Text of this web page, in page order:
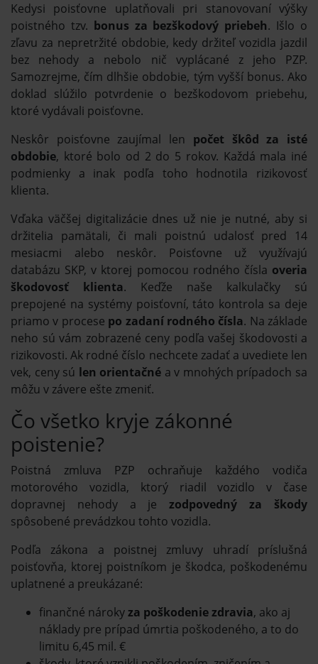
Kedysi poisťovne uplatňovali pri stanovovaní výšky
poistného tzv. bonus za bezškodový priebeh. Išlo o
zľavu za nepretržité obdobie, kedy držiteľ vozidla jazdil
bez nehody a nebolo nič vyplácané z jeho PZP.
Samozrejme, čím dlhšie obdobie, tým vyšší bonus. Ako
doklad slúžilo potvrdenie o bezškodovom priebehu,
ktoré vydávali poisťovne.
Neskôr poisťovne zaujímal len počet škôd za isté
obdobie, ktoré bolo od 2 do 5 rokov. Každá mala iné
podmienky a inak podľa toho hodnotila rizikovosť
klienta.
Vďaka väčšej digitalizácie dnes už nie je nutné, aby si
držitelia pamätali, či mali poistnú udalosť pred 14
mesiacmi alebo neskôr. Poisťovne už využívajú
databázu SKP, v ktorej pomocou rodného čísla overia
škodovosť klienta. Keďže naše kalkulačky sú
prepojené na systémy poisťovní, táto kontrola sa deje
priamo v procese po zadaní rodného čísla. Na základe
neho sú vám zobrazené ceny podľa vašej škodovosti a
rizikovosti. Ak rodné číslo nechcete zadať a uvediete len
vek, ceny sú len orientačné a v mnohých prípadoch sa
môžu v závere ešte zmeniť.
Čo všetko kryje zákonné
poistenie?
Poistná zmluva PZP ochraňuje každého vodiča
motorového vozidla, ktorý riadil vozidlo v čase
dopravnej nehody a jezodpovedný za škody
spôsobené prevádzkou tohto vozidla.
Podľa zákona a poistnej zmluvy uhradí príslušná
poisťovňa, ktorej poistníkom je škodca, poškodenému
uplatnené a preukázané:
finančné nárokyza poškodenie zdravia, ako aj
náklady pre prípad úmrtia poškodeného, a to do
limitu 6,45 mil. €